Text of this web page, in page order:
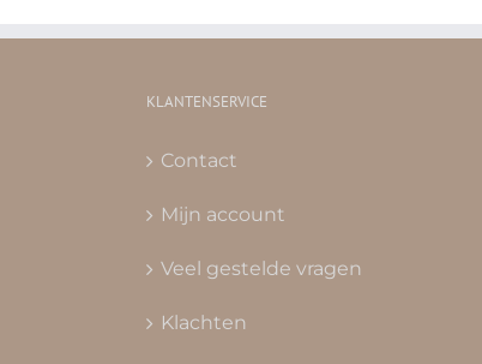
KLANTENSERVICE
Contact
Mijn account
Veel gestelde vragen
Klachten